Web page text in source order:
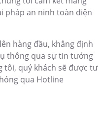
pháp an ninh toàn diện
hàng đầu, khẳng định
thông qua sự tin tưởng
tôi, quý khách sẽ được tư
qua Hotline